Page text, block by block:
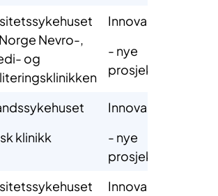
Nevro-,
og
Innovasjon
- nye
prosjekter
klinikk
Innovasjon
- nye
prosjekter
Innovasjon